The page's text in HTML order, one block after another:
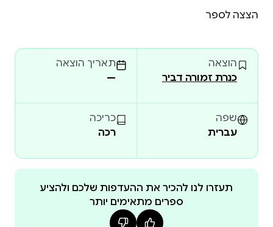
הצצה לספר
הוצאה
כנרת זמורה דביר
תאריך הוצאה
—
שפה
עברית
כריכה
רכה
תעזרו לנו להכיר את ההעדפות שלכם ולהציע
ספרים מתאימים יותר